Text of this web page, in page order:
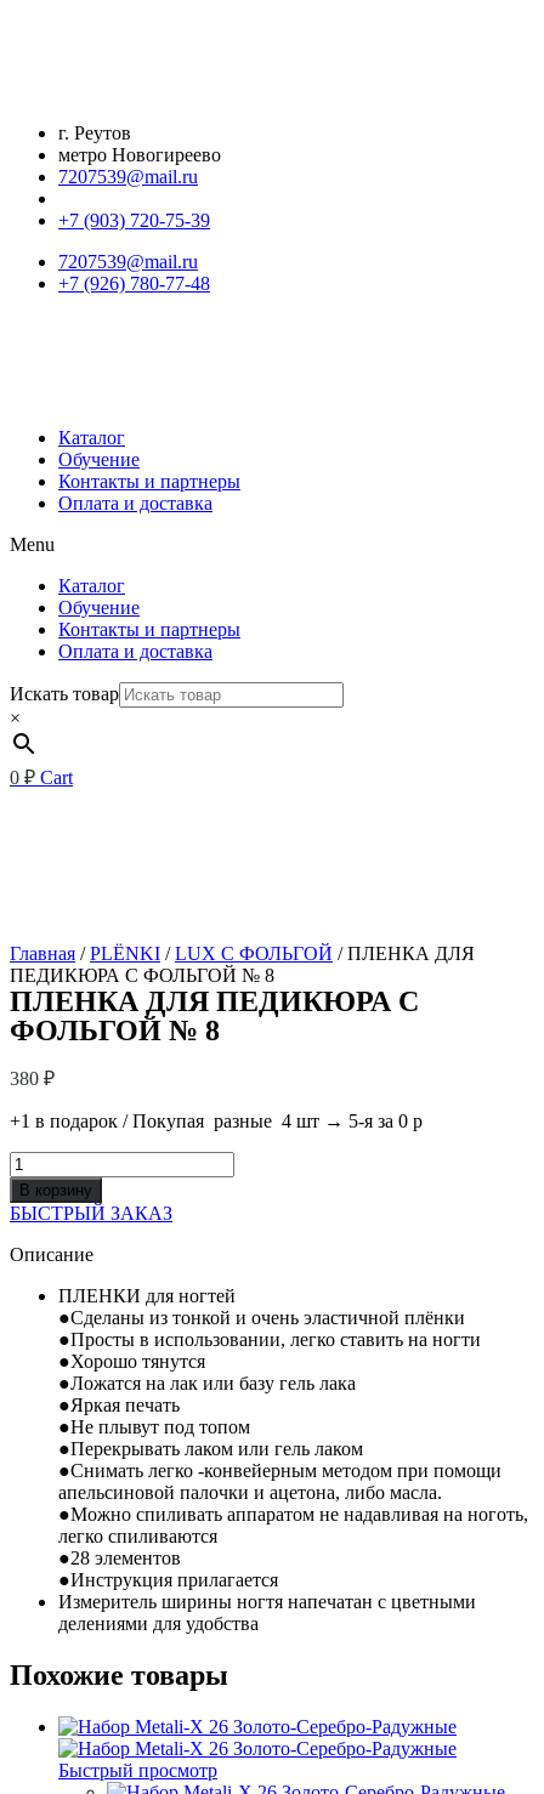
г. Реутов
метро Новогиреево
7207539@mail.ru
+7 (903) 720-75-39
7207539@mail.ru
+7 (926) 780-77-48
Каталог
Обучение
Контакты и партнеры
Оплата и доставка
Menu
Каталог
Обучение
Контакты и партнеры
Оплата и доставка
Искать товар
×
0 ₽ Cart
Главная /PLЁNKI /LUX С ФОЛЬГОЙ / ПЛЕНКА ДЛЯ
ПЕДИКЮРА С ФОЛЬГОЙ № 8
ПЛЕНКА ДЛЯ ПЕДИКЮРА С
ФОЛЬГОЙ № 8
380 ₽
+1 в подарок / Покупая разные 4 шт → 5-я за 0 р
Количество
товара
ПЛЕНКА
ДЛЯ
ПЕДИКЮРА
ФОЛЬГОЙ
В корзину
БЫСТРЫЙ ЗАКАЗ
Описание
ПЛЕНКИ для ногтей
●Сделаны из тонкой и очень эластичной плёнки
●Просты в использовании, легко ставить на ногти
●Хорошо тянутся
●Ложатся на лак или базу гель лака
●Яркая печать
●Не плывут под топом
●Перекрывать лаком или гель лаком
●Снимать легко -конвейерным методом при помощи
апельсиновой палочки и ацетона, либо масла.
●Можно спиливать аппаратом не надавливая на ноготь,
легко спиливаются
●28 элементов
●Инструкция прилагается
Измеритель ширины ногтя напечатан с цветными
делениями для удобства
Похожие товары
Быстрый просмотр